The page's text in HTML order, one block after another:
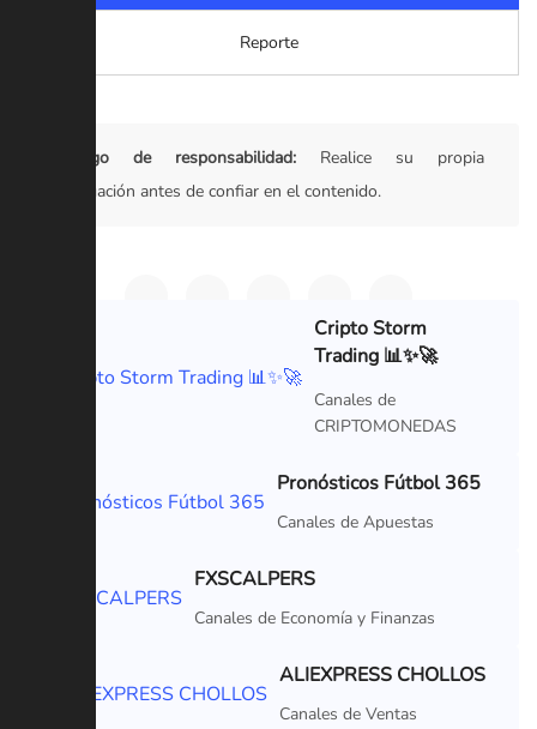
Reporte
Descargo de responsabilidad: Realice su propia
investigación antes de confiar en el contenido.
Cripto Storm
Trading 📊✨🚀
Canales de
CRIPTOMONEDAS
Pronósticos Fútbol 365
Canales de Apuestas
FXSCALPERS
Canales de Economía y Finanzas
ALIEXPRESS CHOLLOS
Canales de Ventas